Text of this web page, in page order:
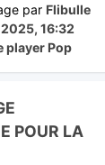
par Flibulle
16:32
player Pop
POUR LA